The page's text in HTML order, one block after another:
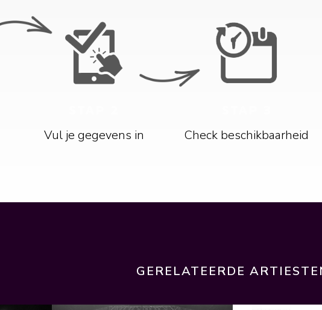
Vul je gegevens in Check beschikbaarheid
GERELATEERDE